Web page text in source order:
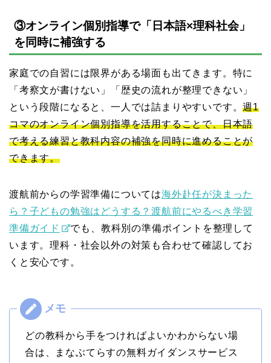
③オンライン個別指導で「日本語×理科社会」
を同時に補強する
家庭での自習には限界がある場面も出てきます。特に
「考察文が書けない」「歴史の流れが整理できない」
という段階になると、一人では詰まりやすいです。週1
コマのオンライン個別指導を活用することで、日本語
で考える練習と教科内容の補強を同時に進めることが
できます。
渡航前からの学習準備については海外赴任が決まった
ら？子どもの勉強はどうする？渡航前にやるべき学習
準備ガイド
でも、教科別の準備ポイントを整理して
います。理科・社会以外の対策も合わせて確認してお
くと安心です。
どの教科から手をつければよいかわからない場
合は、まなぶてらすの無料ガイダンスサービス